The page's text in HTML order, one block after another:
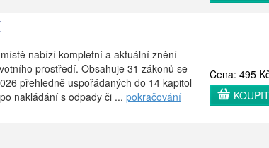
nabízí kompletní a aktuální znění
prostředí. Obsahuje 31 zákonů se
přehledně uspořádaných do 14 kapitol
nakládání s odpady či ... pokračování
Cena: 495
KOUPIT